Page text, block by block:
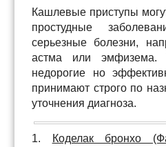
Кашлевые приступы
простудные
серьезные болезни,
астма или эмфизема.
недорогие но
принимают строго по
уточнения диагноза.
1. Коделак бронхо